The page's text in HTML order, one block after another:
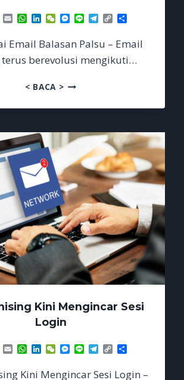
TwitterEmailWhatsApp
LinkedIn
WeChatMessenger
Line Telegram
Copy
Link
Email Balasan Palsu – Email
berevolusi mengikuti…
< BACA >WASPADAI
BALASAN
Kini Mengincar Sesi
Login
TwitterEmailWhatsApp
LinkedIn
WeChatMessenger
Line Telegram
Copy
Link
Kini Mengincar Sesi Login –